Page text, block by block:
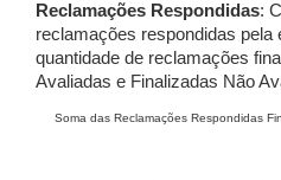
Reclamações Respondidas:
reclamações respondidas pela
quantidade de reclamações
Avaliadas e Finalizadas Não
Soma das Reclamações Respondidas